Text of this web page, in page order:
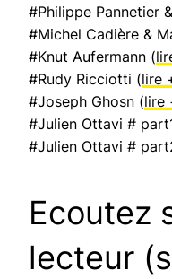
#Philippe Pannetier
#Michel Cadière &
#Knut Aufermann (
#Rudy Ricciotti (lire
#Joseph Ghosn (lire
#Julien Ottavi #
#Julien Ottavi #
Ecoutez
lecteur